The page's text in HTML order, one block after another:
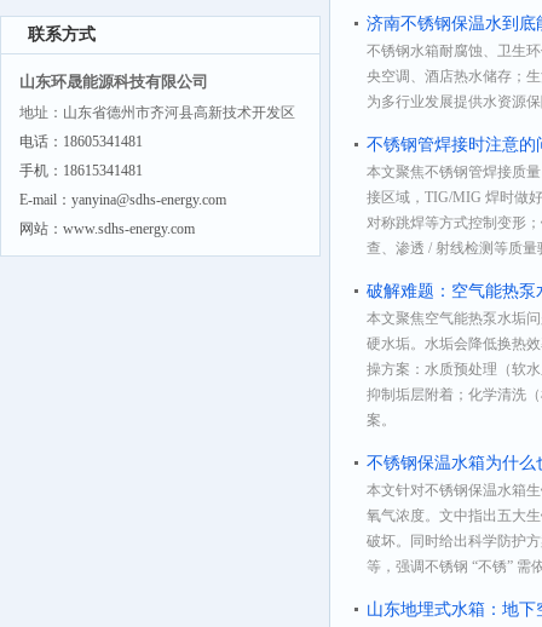
联系方式
山东环晟能源科技有限公司
地址：山东省德州市齐河县高新技术开发区
电话：18605341481
手机：18615341481
E-mail：yanyina@sdhs-energy.com
网站：www.sdhs-energy.com
济南不锈钢保温水到底
不锈钢水箱耐腐蚀、卫生
央空调、酒店热水储存；
为多行业发展提供水资源
不锈钢管焊接时注意的
本文聚焦不锈钢管焊接质
接区域，TIG/MIG 焊时做
对称跳焊等方式控制变形
查、渗透 / 射线检测等质
破解难题：空气能热
本文聚焦空气能热泵水垢
硬水垢。水垢会降低换热
操方案：水质预处理（软
抑制垢层附着；化学清洗
案。
不锈钢保温水箱为什么
本文针对不锈钢保温水箱
氧气浓度。文中指出五大
破坏。同时给出科学防护
等，强调不锈钢 “不锈” 需
山东地埋式水箱：地